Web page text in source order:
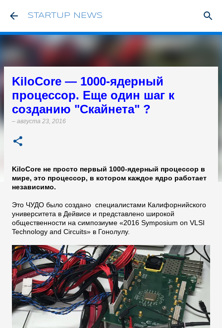
К основному контенту
STARTUP NEWS
KiloCore — 1000-ядерный
процессор. Еще один шаг к
созданию "Скайнета" ?
– августа 23, 2016
KiloCore не просто первый 1000-ядерный процессор в
мире, это процессор, в котором каждое ядро работает
независимо.
Это ЧУДО было создано специалистами Калифорнийского
университета в Дейвисе и представлено широкой
общественности на симпозиуме «2016 Symposium on VLSI
Technology and Circuits» в Гонолулу.